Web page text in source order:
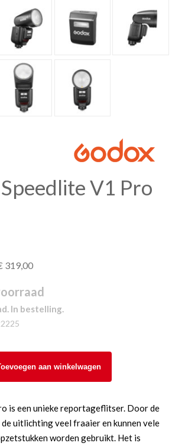
V1 Pro
319,00
In bestelling.
aan winkelwagen
is een unieke reportageflitser. Door de
uitlichting veel fraaier en kunnen vele
worden gebruikt. Het is